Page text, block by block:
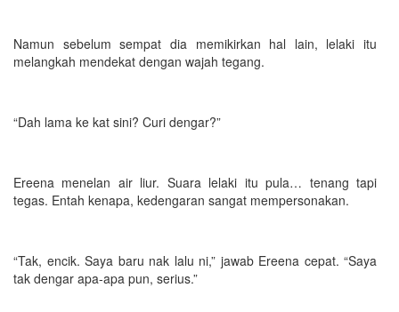
Namun sebelum sempat dia memikirkan hal lain, lelaki itu
melangkah mendekat dengan wajah tegang.
“Dah lama ke kat sini? Curi dengar?”
Ereena menelan air liur. Suara lelaki itu pula… tenang tapi
tegas. Entah kenapa, kedengaran sangat mempersonakan.
“Tak, encik. Saya baru nak lalu ni,” jawab Ereena cepat. “Saya
tak dengar apa-apa pun, serius.”